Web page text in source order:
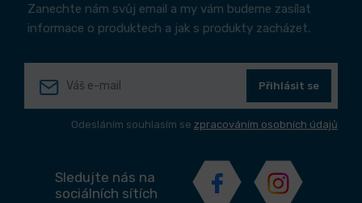
Zanechte nám svůj email a my vám budeme zasílat
informace o produktech a jak s produkty zacházet.
Přihlásit se
Odesláním souhlasím se zpracováním osobních údajů
Sledujte nás na
sociálních sítích